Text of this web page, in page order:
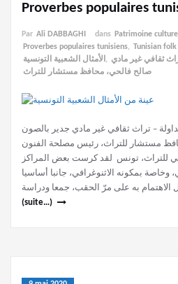
Proverbes populaires
Par Ali DABBAGHI dans Patrimoine
Proverbes populaires tunisiens, Tunisian
الأمثال الشعبية التونسية , ثقافي غير مادي
صالح فالحي، محافظ مستشار للتراث
– تراث ثقافي غير مادي جدير بالصون
مستشار للتراث، رئيس مصلحة الفنون
للتراث، تونس لقد كرست بعض المراكز
وخاصة بمكونه الاثنوغرافي، جانبا أساسيا
الاهتمام به على مرّ الحقب، جمعا ودراسة
(suite…)